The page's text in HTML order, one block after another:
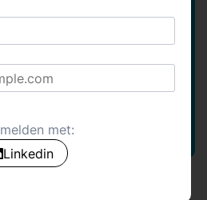
van nature doen, het is in
niet altijd vanzelfsprekend.
met:
Linkedin